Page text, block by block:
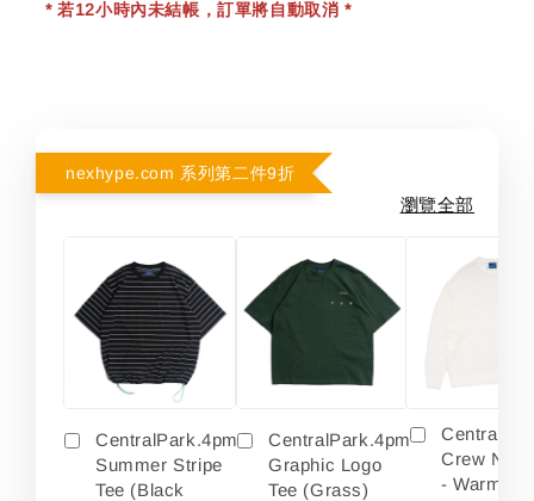
* 若12小時內未結帳，訂單將自動取消 *
nexhype.com 系列第二件9折
瀏覽全部
CentralPark.4pm
Summer Stripe
Tee (Black
CentralPark.4pm
Graphic Logo
Tee (Grass)
Crew
- Warm